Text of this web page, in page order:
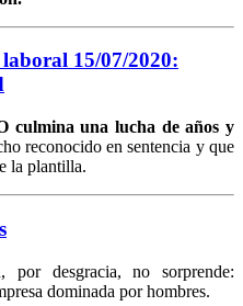
15/07/2020:
culmina una lucha de años y
reconocido en sentencia y que
la plantilla.
desgracia, no sorprende:
dominada por hombres.